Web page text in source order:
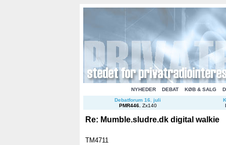
NYHEDER DEBAT KØB & SALG
Debatforum 16. juli
PMR446. Zx140
Re: Mumble.sludre.dk digital walkie
TM4711